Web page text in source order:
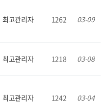
최고관리자 1262 03-09
최고관리자 1218 03-08
최고관리자 1242 03-04